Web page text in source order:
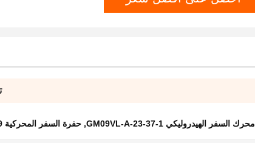
محرك السفر الهيدروليكي GM09VL-A-23-37-1 , حفرة السفر المحركية GM09VL GM09